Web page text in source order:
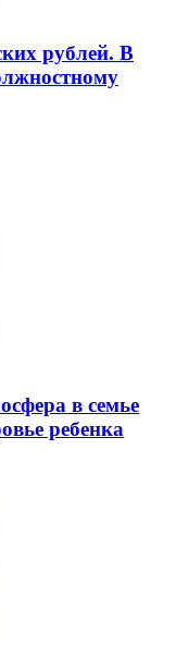
рублей. В
в семье
ребенка